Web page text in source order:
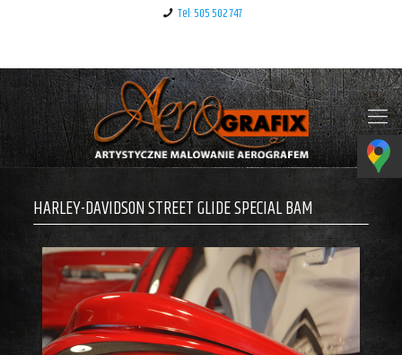
Tel: 505 502 747
HARLEY-DAVIDSON STREET GLIDE SPECIAL BAM